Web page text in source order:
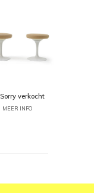
Sorry verkocht
MEER INFO